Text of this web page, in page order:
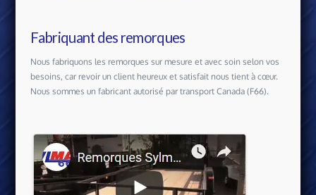
Fabriquant des remorques
Nous fabriquons les remorques sur mesure et avec soin selon vos
besoins, car revoir un client heureux et satisfait nous tient à cœur.
Nous sommes un fabricant autorisé par transport Canada (F66).